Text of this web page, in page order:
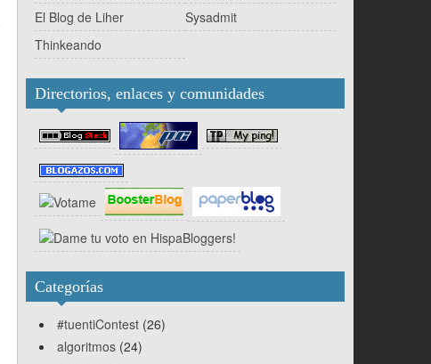
El Blog de Liher
Sysadmit
Thinkeando
Directorios, enlaces y comunidades
Categorías
#tuentiContest (26)
algoritmos (24)